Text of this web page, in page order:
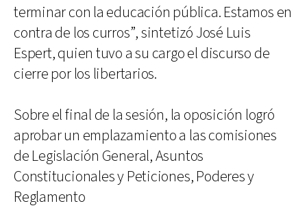
terminar con la educación pública. Estamos en
contra de los curros”, sintetizó José Luis
Espert, quien tuvo a su cargo el discurso de
cierre por los libertarios.
Sobre el final de la sesión, la oposición logró
aprobar un emplazamiento a las comisiones
de Legislación General, Asuntos
Constitucionales y Peticiones, Poderes y
Reglamento